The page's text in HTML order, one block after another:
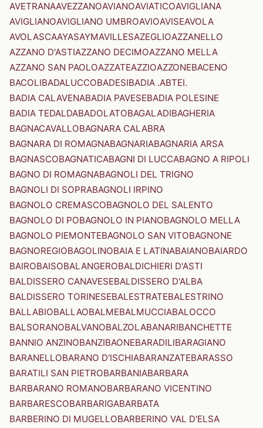
AVETRANAAVEZZANOAVIANOAVIATICOAVIGLIANA
AVIGLIANOAVIGLIANO UMBROAVIOAVISEAVOLA
AVOLASCAAYASAYMAVILLESAZEGLIOAZZANELLO
AZZANO D'ASTIAZZANO DECIMOAZZANO MELLA
AZZANO SAN PAOLOAZZATEAZZIOAZZONEBACENO
BACOLIBADALUCCOBADESIBADIA .ABTEI.
BADIA CALAVENABADIA PAVESEBADIA POLESINE
BADIA TEDALDABADOLATOBAGALADIBAGHERIA
BAGNACAVALLOBAGNARA CALABRA
BAGNARA DI ROMAGNABAGNARIABAGNARIA ARSA
BAGNASCOBAGNATICABAGNI DI LUCCABAGNO A RIPOLI
BAGNO DI ROMAGNABAGNOLI DEL TRIGNO
BAGNOLI DI SOPRABAGNOLI IRPINO
BAGNOLO CREMASCOBAGNOLO DEL SALENTO
BAGNOLO DI POBAGNOLO IN PIANOBAGNOLO MELLA
BAGNOLO PIEMONTEBAGNOLO SAN VITOBAGNONE
BAGNOREGIOBAGOLINOBAIA E LATINABAIANOBAIARDO
BAIROBAISOBALANGEROBALDICHIERI D'ASTI
BALDISSERO CANAVESEBALDISSERO D'ALBA
BALDISSERO TORINESEBALESTRATEBALESTRINO
BALLABIOBALLAOBALMEBALMUCCIABALOCCO
BALSORANOBALVANOBALZOLABANARIBANCHETTE
BANNIO ANZINOBANZIBAONEBARADILIBARAGIANO
BARANELLOBARANO D'ISCHIABARANZATEBARASSO
BARATILI SAN PIETROBARBANIABARBARA
BARBARANO ROMANOBARBARANO VICENTINO
BARBARESCOBARBARIGABARBATA
BARBERINO DI MUGELLOBARBERINO VAL D'ELSA